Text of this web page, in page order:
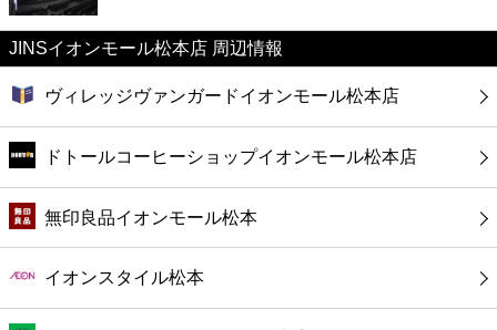
ショッピング
銀行
公共
病院
ホテル
JINSイオンモール松本店 周辺情報
ヴィレッジヴァンガードイオンモール松本店
ドトールコーヒーショップイオンモール松本店
無印良品イオンモール松本
イオンスタイル松本